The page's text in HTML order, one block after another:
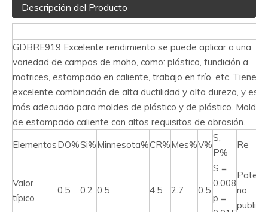
Descripción del Producto
GDBRE919 Excelente rendimiento se puede aplicar a una
variedad de campos de moho, como: plástico, fundición a
matrices, estampado en caliente, trabajo en frío, etc. Tiene
excelente combinación de alta ductilidad y alta dureza, y es
más adecuado para moldes de plástico y de plástico. Moldes
de estampado caliente con altos requisitos de abrasión.
ElementosDO%Si%Minnesota%CR%Mes%V%
S,
P%
Re
Valor
típico
0.5 0.2 0.5 4.5 2.7 0.5
S =
0.008
p =
no